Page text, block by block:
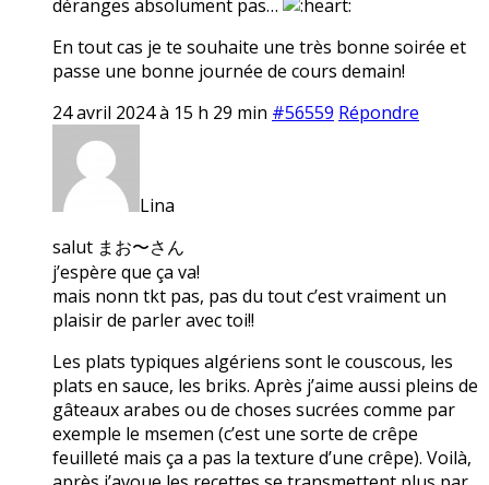
déranges absolument pas…
En tout cas je te souhaite une très bonne soirée et
passe une bonne journée de cours demain!
24 avril 2024 à 15 h 29 min #56559 Répondre
Lina
salut まお〜さん
j’espère que ça va!
mais nonn tkt pas, pas du tout c’est vraiment un
plaisir de parler avec toi!!
Les plats typiques algériens sont le couscous, les
plats en sauce, les briks. Après j’aime aussi pleins de
gâteaux arabes ou de choses sucrées comme par
exemple le msemen (c’est une sorte de crêpe
feuilleté mais ça a pas la texture d’une crêpe). Voilà,